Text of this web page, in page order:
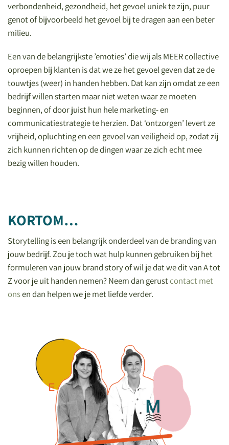
verbondenheid, gezondheid, het gevoel uniek te zijn, puur
genot of bijvoorbeeld het gevoel bij te dragen aan een beter
milieu.
Een van de belangrijkste ’emoties’ die wij als MEER collective
oproepen bij klanten is dat we ze het gevoel geven dat ze de
touwtjes (weer) in handen hebben. Dat kan zijn omdat ze een
bedrijf willen starten maar niet weten waar ze moeten
beginnen, of door juist hun hele marketing- en
communicatiestrategie te herzien. Dat ‘ontzorgen’ levert ze
vrijheid, opluchting en een gevoel van veiligheid op, zodat zij
zich kunnen richten op de dingen waar ze zich echt mee
bezig willen houden.
KORTOM…
Storytelling is een belangrijk onderdeel van de branding van
jouw bedrijf. Zou je toch wat hulp kunnen gebruiken bij het
formuleren van jouw brand story of wil je dat we dit van A tot
Z voor je uit handen nemen? Neem dan gerustcontact met
onsen dan helpen we je met liefde verder.